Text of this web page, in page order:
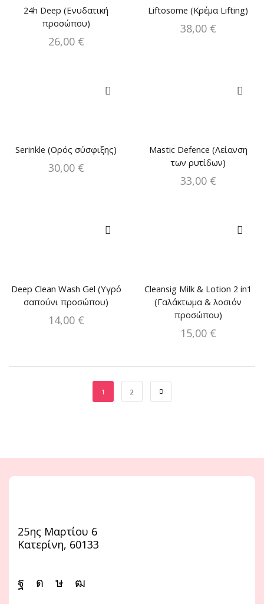
24h Deep (Ενυδατική
προσώπου)
26,00 €
Liftosome (Κρέμα Lifting)
38,00 €
Serinkle (Ορός σύσφιξης)
30,00 €
Mastic Defence (Λείανση
των ρυτίδων)
33,00 €
Deep Clean Wash Gel (Υγρό
σαπούνι προσώπου)
14,00 €
Cleansig Milk & Lotion 2 in1
(Γαλάκτωμα & λοσιόν
προσώπου)
15,00 €
1 2
25ης Μαρτίου 6
Κατερίνη, 60133